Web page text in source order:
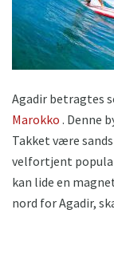
Agadir betragtes
Marokko . Denne
Takket være
velfortjent
kan lide en
nord for Agadir,